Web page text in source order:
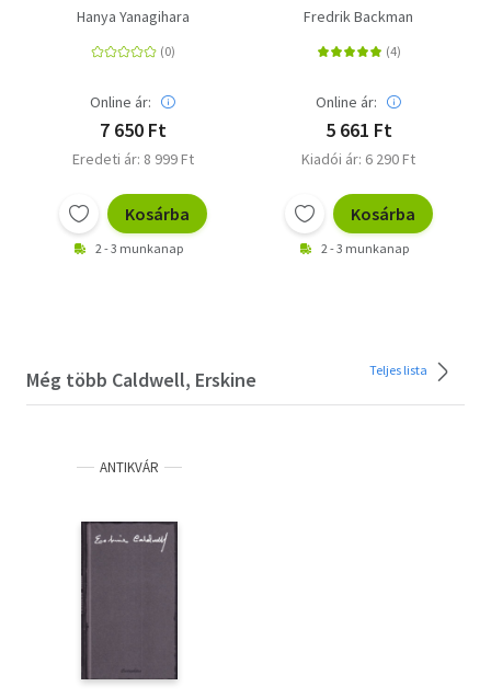
Hanya Yanagihara
Online ár:
7 650 Ft
Eredeti ár: 8 999 Ft
Kosárba
2 - 3 munkanap
Fredrik Backman
Online ár:
5 661 Ft
Kiadói ár: 6 290 Ft
Kosárba
2 - 3 munkanap
Még több Caldwell, Erskine Teljes lista
ANTIKVÁR